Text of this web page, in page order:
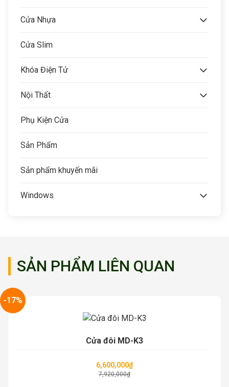
Cửa Nhựa
Cửa Slim
Khóa Điện Tử
Nội Thất
Phụ Kiện Cửa
Sản Phẩm
Sản phẩm khuyến mãi
Windows
SẢN PHẨM LIÊN QUAN
-17%
Cửa đôi MD-K3
6,600,000₫
7,920,000₫